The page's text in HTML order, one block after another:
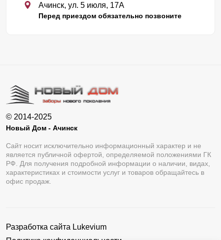
Ачинск, ул. 5 июля, 17А
Перед приездом обязательно позвоните
© 2014-2025
Новый Дом - Ачинск
Сайт носит исключительно информационный характер и не
является публичной офертой, определяемой положениями ГК
РФ. Для получения подробной информации о наличии, видах,
характеристиках и стоимости услуг и товаров обращайтесь в
офис продаж.
Разработка сайта Lukevium